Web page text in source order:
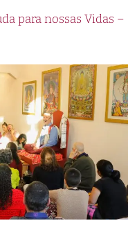
para nossas Vidas –